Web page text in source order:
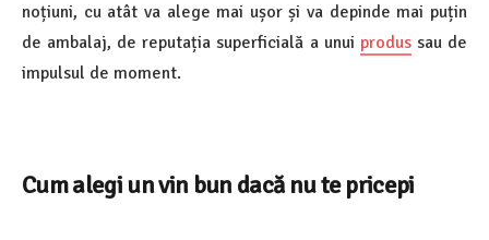
noțiuni, cu atât va alege mai ușor și va depinde mai puțin
de ambalaj, de reputația superficială a unui produssau de
impulsul de moment.
Cum alegi un vin bun dacă nu te pricepi